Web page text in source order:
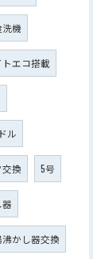
機
トエコ搭載
ル
換 5号
かし器交換